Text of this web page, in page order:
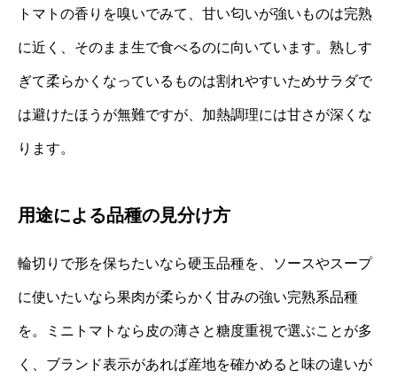
トマトの香りを嗅いでみて、甘い匂いが強いものは完熟
に近く、そのまま生で食べるのに向いています。熟しす
ぎて柔らかくなっているものは割れやすいためサラダで
は避けたほうが無難ですが、加熱調理には甘さが深くな
ります。
用途による品種の見分け方
輪切りで形を保ちたいなら硬玉品種を、ソースやスープ
に使いたいなら果肉が柔らかく甘みの強い完熟系品種
を。ミニトマトなら皮の薄さと糖度重視で選ぶことが多
く、ブランド表示があれば産地を確かめると味の違いが